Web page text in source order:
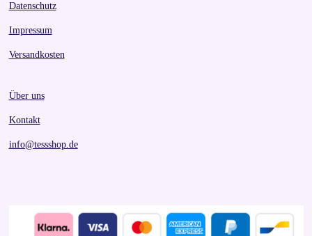
Datenschutz
Impressum
Versandkosten
Über uns
Kontakt
info@tessshop.de